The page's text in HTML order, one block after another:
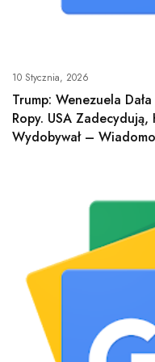
10 Stycznia, 2026
Trump: Wenezuela
Ropy. USA
Wydobywał –